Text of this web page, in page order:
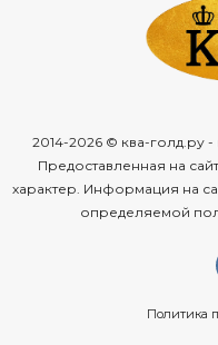
2014-2026 © ква-голд.ру
Предоставленная на
характер. Информация на
определяемой
Политика